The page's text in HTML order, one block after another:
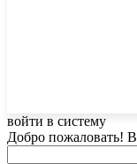
войти в систему
Добро пожаловать!